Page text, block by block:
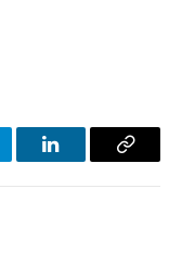
LinkedInCopy